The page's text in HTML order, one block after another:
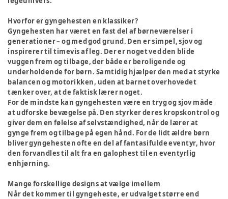
Hvorfor er gyngehesten en klassiker?
Gyngehesten har været en fast del af børneværelser i
generationer – og med god grund. Den er simpel, sjov og
inspirerer til timevis af leg. Der er noget ved den blide
vuggen frem og tilbage, der både er beroligende og
underholdende for børn. Samtidig hjælper den med at styrke
balancen og motorikken, uden at barnet overhovedet
tænker over, at de faktisk lærer noget.
For de mindste kan gyngehesten være en tryg og sjov måde
at udforske bevægelse på. Den styrker deres kropskontrol og
giver dem en følelse af selvstændighed, når de lærer at
gynge frem og tilbage på egen hånd. For de lidt ældre børn
bliver gyngehesten ofte en del af fantasifulde eventyr, hvor
den forvandles til alt fra en galophest til en eventyrlig
enhjørning.
Mange forskellige designs at vælge imellem
Når det kommer til gyngeheste, er udvalget større end